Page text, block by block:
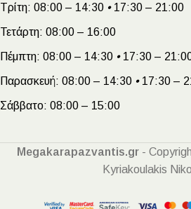
Τρίτη: 08:00 – 14:30 •17:30 – 21:00
Τετάρτη: 08:00 – 16:00
Πέμπτη: 08:00 – 14:30 •17:30 –
Παρασκευή: 08:00 – 14:30 •17:30 –
Σάββατο: 08:00 – 15:00
Megakarapazvantis.gr-
Kyriakoulakis